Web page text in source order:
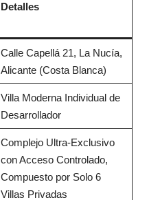
Detalles
Calle Capellá 21, La Nucía,
Alicante (Costa Blanca)
Villa Moderna Individual de
Desarrollador
Complejo Ultra-Exclusivo
con Acceso Controlado,
Compuesto por Solo 6
Villas Privadas